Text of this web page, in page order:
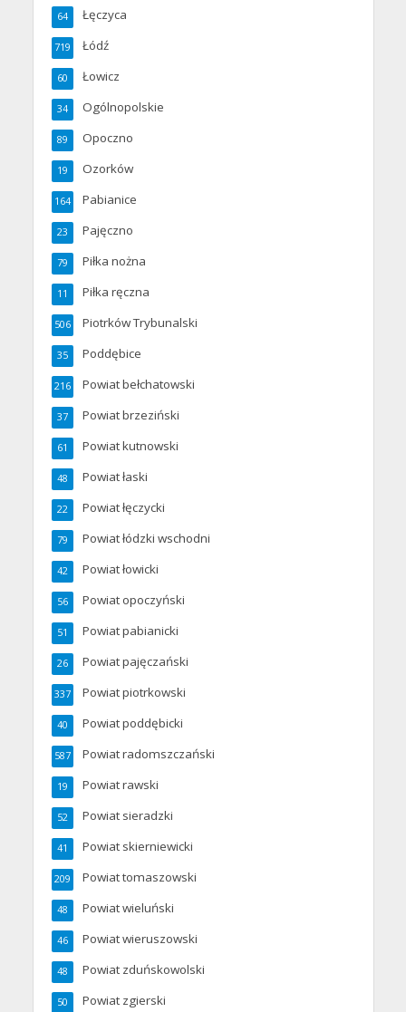
Łęczyca
64
Łódź
719
Łowicz
60
Ogólnopolskie
34
Opoczno
89
Ozorków
19
Pabianice
164
Pajęczno
23
Piłka nożna
79
Piłka ręczna
11
Piotrków Trybunalski
506
Poddębice
35
Powiat bełchatowski
216
Powiat brzeziński
37
Powiat kutnowski
61
Powiat łaski
48
Powiat łęczycki
22
Powiat łódzki wschodni
79
Powiat łowicki
42
Powiat opoczyński
56
Powiat pabianicki
51
Powiat pajęczański
26
Powiat piotrkowski
337
Powiat poddębicki
40
Powiat radomszczański
587
Powiat rawski
19
Powiat sieradzki
52
Powiat skierniewicki
41
Powiat tomaszowski
209
Powiat wieluński
48
Powiat wieruszowski
46
Powiat zduńskowolski
48
Powiat zgierski
50